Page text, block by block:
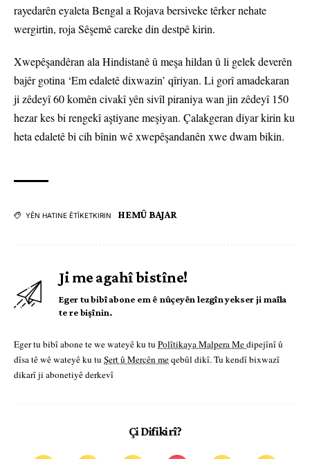
rayedarên eyaleta Bengal a Rojava bersiveke têrker nehate
wergirtin, roja Sêşemê careke din destpê kirin.
Xwepêşandêran ala Hindistanê û meşa hildan û li gelek deverên
bajêr gotina ‘Em edaletê dixwazin’ qîriyan. Li gorî amadekaran
ji zêdeyî 60 komên civakî yên sivîl piraniya wan jin zêdeyî 150
hezar kes bi rengekî aştiyane meşiyan. Çalakgeran diyar kirin ku
heta edaletê bi cih bînin wê xwepêşandanên xwe dwam bikin.
YÊN HATINE ÊTÎKETKIRIN HEMÛ BAJAR
Ji me agahî bistîne!
Eger tu bibî abone em ê nûçeyên lezgîn yekser ji maîla
te re bişînin.
Eger tu bibî abone te we wateyê ku tu Polîtikaya Malpera Medipejînî û
dîsa tê wê wateyê ku tu Şert û Mercên meqebûl dikî. Tu kendî bixwazî
dikarî ji abonetiyê derkevî
Çi Difikirî?